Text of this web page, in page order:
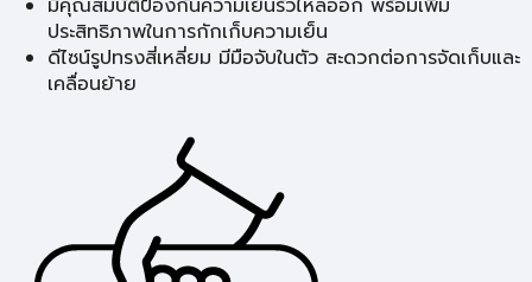
มีคุณสมบัติป้องกันความเย็นรั่วไหลออก พร้อมเพิ่ม
ประสิทธิภาพในการกักเก็บความเย็น
ดีไซน์รูปทรงสี่เหลี่ยม มีมือจับในตัว สะดวกต่อการจัดเก็บและ
เคลื่อนย้าย